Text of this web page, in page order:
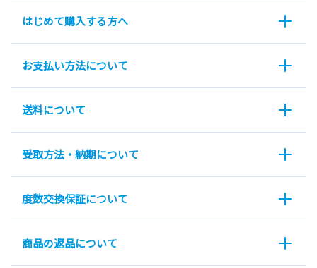
はじめて購入する方へ
お支払い方法について
送料について
受取方法・納期について
度数交換保証について
商品の返品について